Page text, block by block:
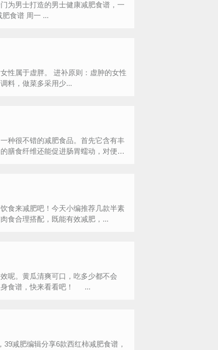
为男士打造的男士健康减肥食谱，一
减肥食谱吧。 男士健康减肥食谱 周一 ...
原则：虚肿的女性
料，做菜多采用少...
很不错的减肥食品。首先它含有丰
膳食纤维还能促进肠胃蠕动，对便
食来减肥吧！今天小编推荐几款半素
食合理搭配，既能有效减肥，...
呢。黄瓜清爽可口，吃多少都不会
腻。今天小编就教你吃黄瓜减肥，主要为你带来五款黄瓜瘦身食谱，快来看看吧！ ...
减肥编辑分享6款西红柿减肥食谱，